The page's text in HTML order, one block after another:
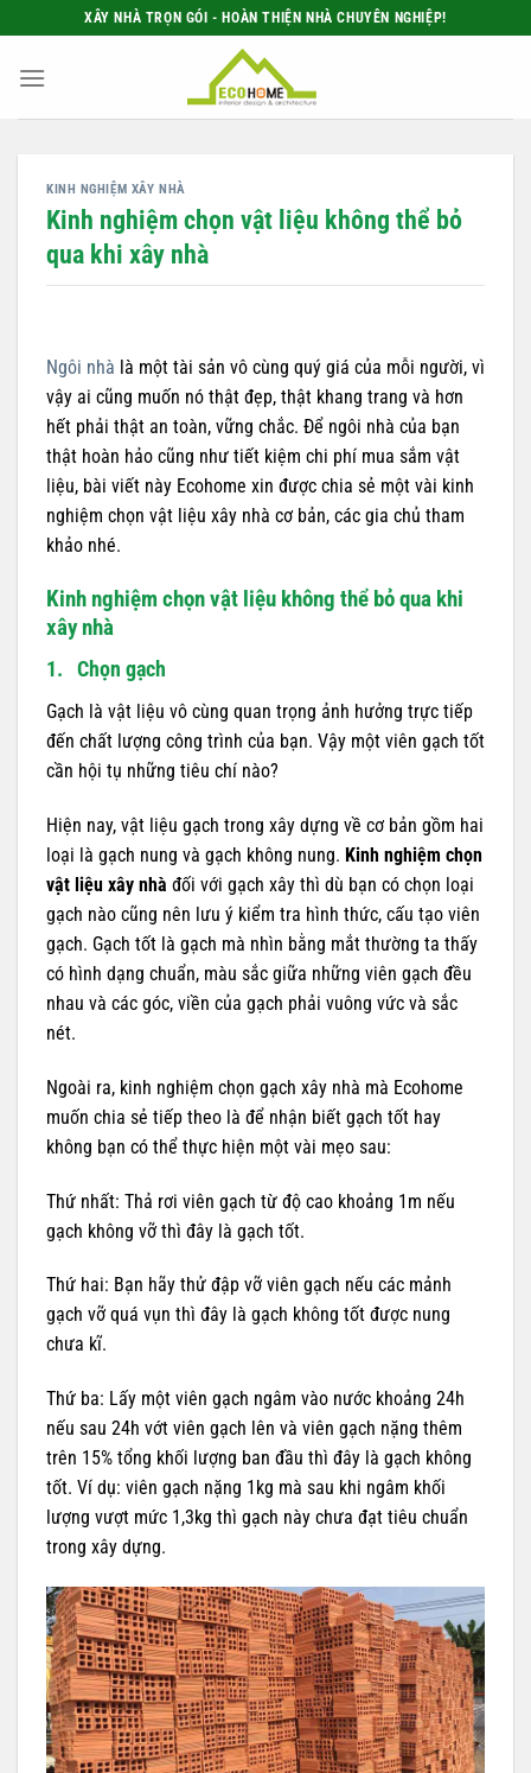
qua
nội
XÂY NHÀ TRỌN GÓI - HOÀN THIỆN NHÀ CHUYÊN NGHIỆP!
KINH NGHIỆM XÂY NHÀ
Kinh nghiệm chọn vật liệu không thể bỏ
qua khi xây nhà
Ngôi nhà là một tài sản vô cùng quý giá của mỗi người, vì
vậy ai cũng muốn nó thật đẹp, thật khang trang và hơn
hết phải thật an toàn, vững chắc. Để ngôi nhà của bạn
thật hoàn hảo cũng như tiết kiệm chi phí mua sắm vật
liệu, bài viết này Ecohome xin được chia sẻ một vài kinh
nghiệm chọn vật liệu xây nhà cơ bản, các gia chủ tham
khảo nhé.
Kinh nghiệm chọn vật liệu không thể bỏ qua khi
xây nhà
1. Chọn gạch
Gạch là vật liệu vô cùng quan trọng ảnh hưởng trực tiếp
đến chất lượng công trình của bạn. Vậy một viên gạch tốt
cần hội tụ những tiêu chí nào?
Hiện nay, vật liệu gạch trong xây dựng về cơ bản gồm hai
loại là gạch nung và gạch không nung. Kinh nghiệm chọn
vật liệu xây nhà đối với gạch xây thì dù bạn có chọn loại
gạch nào cũng nên lưu ý kiểm tra hình thức, cấu tạo viên
gạch. Gạch tốt là gạch mà nhìn bằng mắt thường ta thấy
có hình dạng chuẩn, màu sắc giữa những viên gạch đều
nhau và các góc, viền của gạch phải vuông vức và sắc
nét.
Ngoài ra, kinh nghiệm chọn gạch xây nhà mà Ecohome
muốn chia sẻ tiếp theo là để nhận biết gạch tốt hay
không bạn có thể thực hiện một vài mẹo sau:
Thứ nhất: Thả rơi viên gạch từ độ cao khoảng 1m nếu
gạch không vỡ thì đây là gạch tốt.
Thứ hai: Bạn hãy thử đập vỡ viên gạch nếu các mảnh
gạch vỡ quá vụn thì đây là gạch không tốt được nung
chưa kĩ.
Thứ ba: Lấy một viên gạch ngâm vào nước khoảng 24h
nếu sau 24h vớt viên gạch lên và viên gạch nặng thêm
trên 15% tổng khối lượng ban đầu thì đây là gạch không
tốt. Ví dụ: viên gạch nặng 1kg mà sau khi ngâm khối
lượng vượt mức 1,3kg thì gạch này chưa đạt tiêu chuẩn
trong xây dựng.